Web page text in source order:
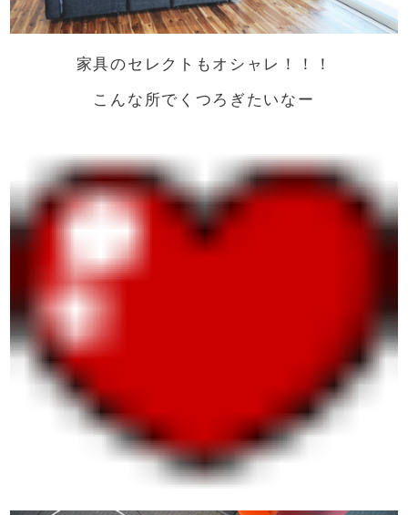
家具のセレクトもオシャレ！！！
こんな所でくつろぎたいなー